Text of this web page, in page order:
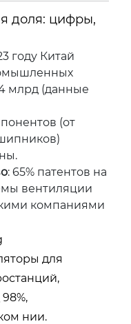
доля: цифры,
году Китай
млрд (данные
(от
: 65% патентов на
вентиляции
компаниями
для
нии.